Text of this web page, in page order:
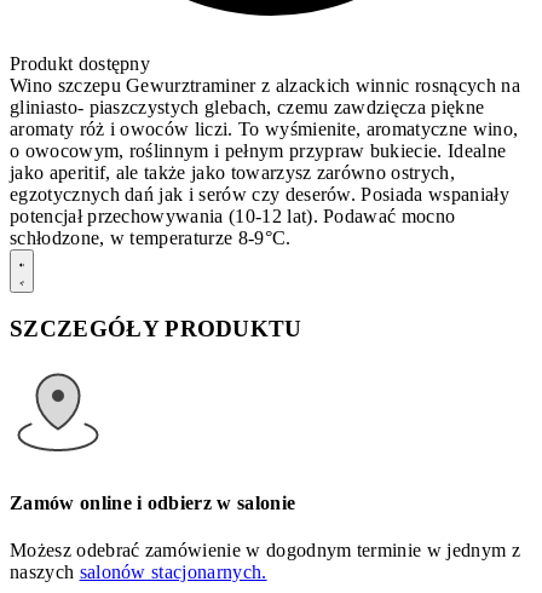
Produkt dostępny
Wino szczepu Gewurztraminer z alzackich winnic rosnących na
gliniasto- piaszczystych glebach, czemu zawdzięcza piękne
aromaty róż i owoców liczi. To wyśmienite, aromatyczne wino,
o owocowym, roślinnym i pełnym przypraw bukiecie. Idealne
jako aperitif, ale także jako towarzysz zarówno ostrych,
egzotycznych dań jak i serów czy deserów. Posiada wspaniały
potencjał przechowywania (10-12 lat). Podawać mocno
schłodzone, w temperaturze 8-9°C.
SZCZEGÓŁY PRODUKTU
Zamów online i odbierz w salonie
Możesz odebrać zamówienie w dogodnym terminie w jednym z
naszych salonów stacjonarnych.